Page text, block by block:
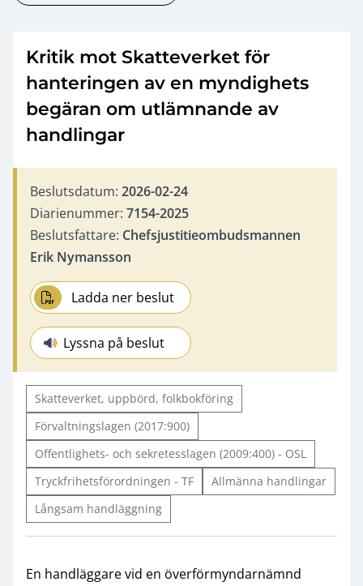
Kritik mot Skatteverket för
hanteringen av en myndighets
begäran om utlämnande av
handlingar
Beslutsdatum: 2026-02-24
Diarienummer: 7154-2025
Beslutsfattare: Chefsjustitieombudsmannen
Erik Nymansson
Ladda ner beslut
Lyssna på beslut
Skatteverket, uppbörd, folkbokföring
Förvaltningslagen (2017:900)
Offentlighets- och sekretesslagen (2009:400) - OSL
Tryckfrihetsförordningen - TF
Allmänna handlingar
Långsam handläggning
En handläggare vid en överförmyndarnämnd